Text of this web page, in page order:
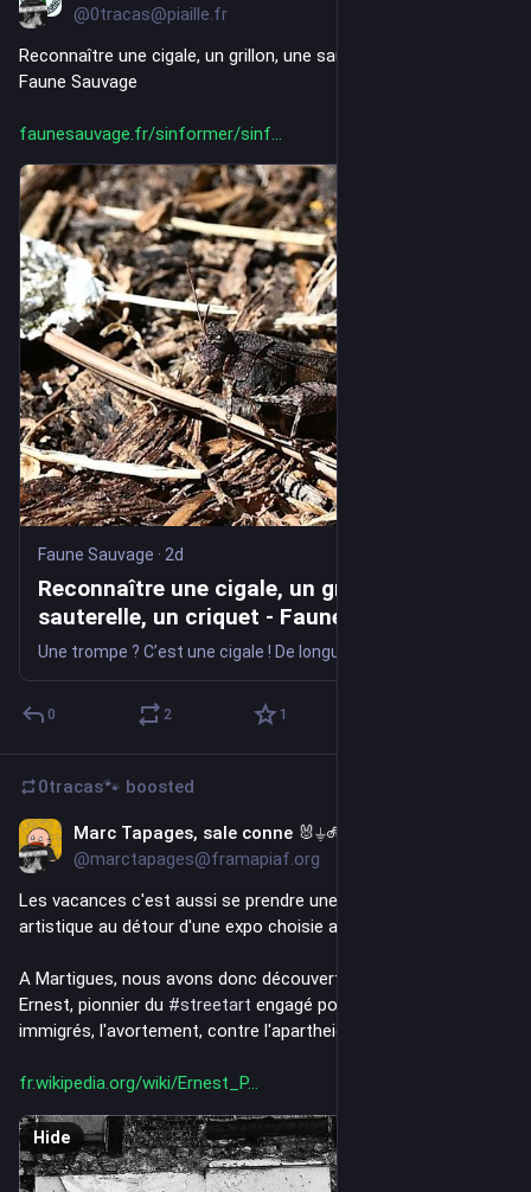
@0tracas@piaille.fr
Reconnaître une cigale, un grillon, une sauterelle, un criquet -
Faune Sauvage
faunesauvage.fr/sinformer/sinf
Faune Sauvage · 2d
Reconnaître une cigale, un grillon, une
sauterelle, un criquet - Faune Sauvage
0 2 1
0tracas🐾 boosted
Marc Tapages, sale conne 🐰⏚🚲🎺
@marctapages@framapiaf.org
Les vacances c'est aussi se prendre une immense claque
artistique au détour d'une expo choisie aléatoirement.
A Martigues, nous avons donc découvert Ernest Pignon-
Ernest, pionnier du #streetart engagé pour les pauvres, les
immigrés, l'avortement, contre l'apartheid ...
fr.wikipedia.org/wiki/Ernest_P
Hide